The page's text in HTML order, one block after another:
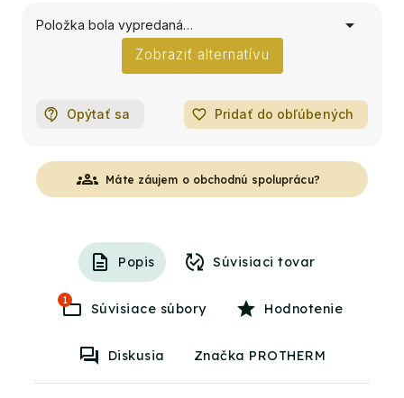
Položka bola vypredaná…
Zobraziť alternatívu
Opýtať sa favorite_border Pridať do obľúbených
groups Máte záujem o obchodnú spoluprácu?
Popis Súvisiaci tovar
1
Súvisiace súbory Hodnotenie
Diskusia Značka PROTHERM